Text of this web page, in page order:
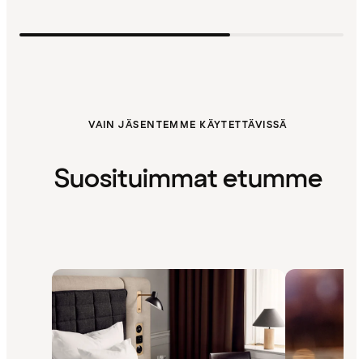
VAIN JÄSENTEMME KÄYTETTÄVISSÄ
Suosituimmat etumme